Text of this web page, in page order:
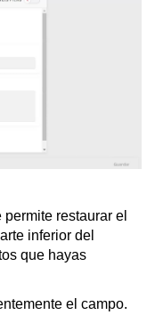
restaurar el
inferior del
que hayas
el campo.